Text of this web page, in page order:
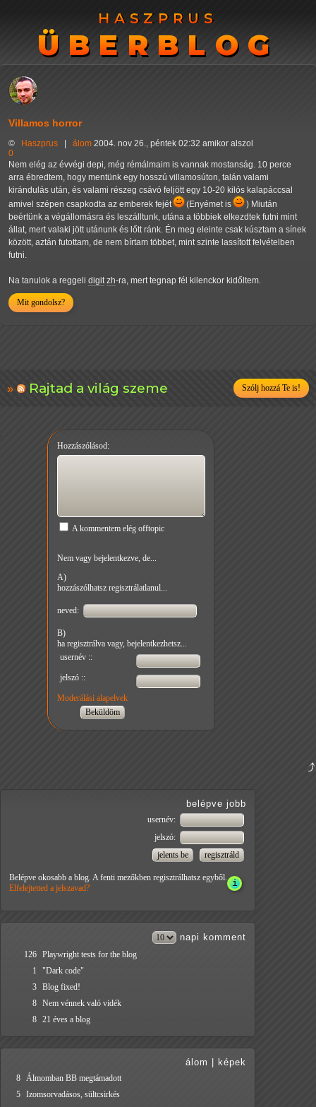
HASZPRUS
ÜBERBLOG
HASZPRUS
ÜBERBLOG
Villamos horror
© Haszprus álom 2004. nov 26., péntek 02:32 amikor alszol
0
Nem elég az évvégi depi, még rémálmaim is vannak mostanság. 10 perce
arra ébredtem, hogy mentünk egy hosszú villamosúton, talán valami
kirándulás után, és valami részeg csávó feljött egy 10-20 kilós kalapáccsal
amivel szépen csapkodta az emberek fejét
(Enyémet is
) Miután
beértünk a végállomásra és leszálltunk, utána a többiek elkezdtek futni mint
állat, mert valaki jött utánunk és lőtt ránk. Én meg eleinte csak kúsztam a sínek
között, aztán futottam, de nem bírtam többet, mint szinte lassított felvételben
futni.
Na tanulok a reggeli digit zh-ra, mert tegnap fél kilenckor kidőltem.
Mit gondolsz?
Rajtad a világ szeme Szólj hozzá Te is!
Hozzászólásod:
A kommentem elég offtopic
Nem vagy bejelentkezve, de...
A)
hozzászólhatsz regisztrálatlanul...
neved:
B)
ha regisztrálva vagy, bejelentkezhetsz...
usernév ::
jelszó ::
Moderálási alapelvek
belépve jobb
usernév:
jelszó:
Belépve okosabb a blog. A fenti mezőkben regisztrálhatsz egyből.
Elfelejtetted a jelszavad?
napi komment
126 Playwright tests for the blog
1
"Dark code"
3 Blog fixed!
8 Nem vénnek való vidék
8 21 éves a blog
álom képek
8 Álmomban BB megtámadott
5 Izomsorvadásos, sültcsirkés